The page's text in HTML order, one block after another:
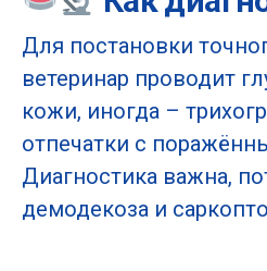
Для постановки
ветеринар проводит
кожи, иногда –
отпечатки с
Диагностика важна,
демодекоза и